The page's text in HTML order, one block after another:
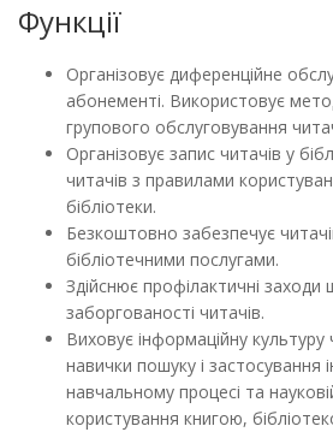
Функції
Організовує диференційне
абонементі. Використовує
групового обслуговування
Організовує запис читачів у
читачів з правилами
бібліотеки.
Безкоштовно забезпечує
бібліотечними послугами.
Здійснює профілактичні заходи
заборгованості читачів.
Виховує інформаційну
навички пошуку і застосування
навчальному процесі та
користування книгою,